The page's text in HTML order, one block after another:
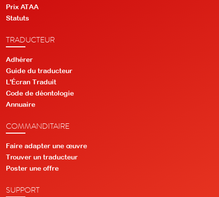
Prix ATAA
Statuts
TRADUCTEUR
Adhérer
Guide du traducteur
L'Écran Traduit
Code de déontologie
Annuaire
COMMANDITAIRE
Faire adapter une œuvre
Trouver un traducteur
Poster une offre
SUPPORT